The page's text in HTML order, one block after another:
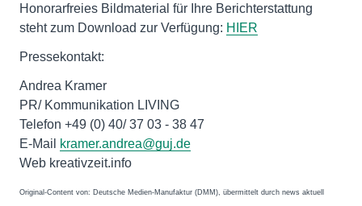
Honorarfreies Bildmaterial für Ihre Berichterstattung
steht zum Download zur Verfügung: HIER
Pressekontakt:
Andrea Kramer
PR/ Kommunikation LIVING
Telefon +49 (0) 40/ 37 03 - 38 47
E-Mail
kramer.andrea@guj.de
Web kreativzeit.info
Original-Content von: Deutsche Medien-Manufaktur (DMM), übermittelt durch news aktuell